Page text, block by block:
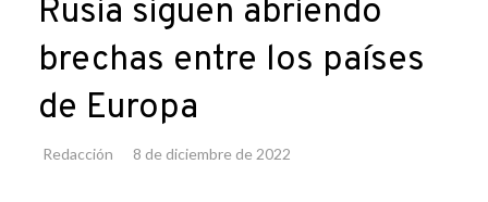
Rusia siguen abriendo
brechas entre los países
de Europa
Redacción 8 de diciembre de 2022